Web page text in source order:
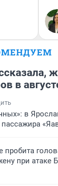
в
в
пробита
при